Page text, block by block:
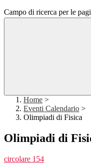
Campo di ricerca per le
Home >
Eventi Calendario >
Olimpiadi di Fisica
Olimpiadi di
circolare 154